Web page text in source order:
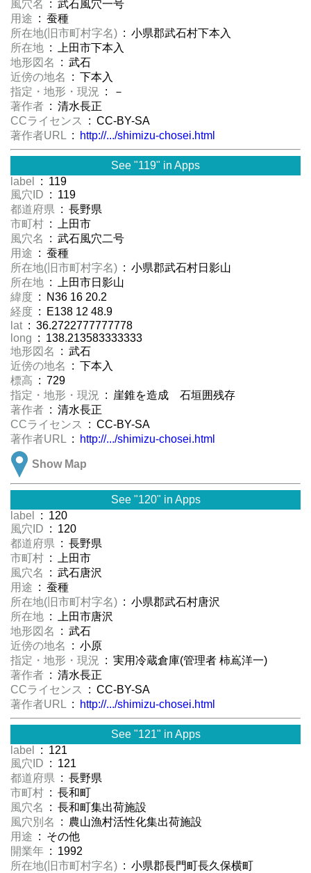
風穴名
: 武石風穴一号
用途 : 蚕種
所在地(旧市町村字名) : 小県郡武石村下本入
所在地 : 上田市下本入
地形図名
: 武石
近傍の地名
: 下本入
指定・地形・現況
: －
著作者 : 清水長正
CCライセンス
: CC-BY-SA
著作者URL : http://.../shimizu-chosei.html
See "119" in Apps
label
: 119
風穴ID : 119
都道府県 : 長野県
市町村 : 上田市
風穴名
: 武石風穴二号
用途 : 蚕種
所在地(旧市町村字名) : 小県郡武石村日影山
所在地 : 上田市日影山
緯度 : N36 16 20.2
経度 : E138 12 48.9
lat : 36.2722777777778
long : 138.213583333333
地形図名
: 武石
近傍の地名
: 下本入
標高 : 729
指定・地形・現況
: 崖錐を造成 石垣囲残存
著作者 : 清水長正
CCライセンス
: CC-BY-SA
著作者URL : http://.../shimizu-chosei.html
Show Map
See "120" in Apps
label
: 120
風穴ID : 120
都道府県 : 長野県
市町村 : 上田市
風穴名
: 武石唐沢
用途 : 蚕種
所在地(旧市町村字名) : 小県郡武石村唐沢
所在地 : 上田市唐沢
地形図名
: 武石
近傍の地名
: 小原
指定・地形・現況
: 実用冷蔵倉庫(管理者 柿嶌洋一)
著作者 : 清水長正
CCライセンス
: CC-BY-SA
著作者URL : http://.../shimizu-chosei.html
See "121" in Apps
label
: 121
風穴ID : 121
都道府県 : 長野県
市町村 : 長和町
風穴名
: 長和町集出荷施設
風穴別名
: 農山漁村活性化集出荷施設
用途 : その他
開業年 : 1992
所在地(旧市町村字名) : 小県郡長門町長久保横町